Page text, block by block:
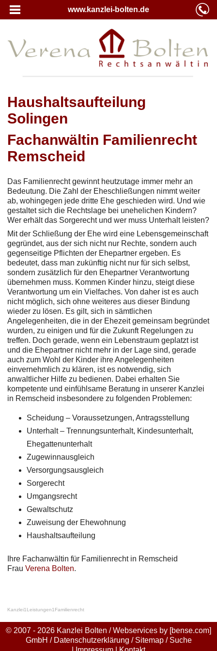
www.kanzlei-bolten.de
Haushaltsaufteilung
Solingen
Fachanwältin Familienrecht
Remscheid
Das Familienrecht gewinnt heutzutage immer mehr an
Bedeutung. Die Zahl der Eheschließungen nimmt weiter
ab, wohingegen jede dritte Ehe geschieden wird. Und wie
gestaltet sich die Rechtslage bei unehelichen Kindern?
Wer erhält das Sorgerecht und wer muss Unterhalt leisten?
Mit der Schließung der Ehe wird eine Lebensgemeinschaft
gegründet, aus der sich nicht nur Rechte, sondern auch
gegenseitige Pflichten der Ehepartner ergeben. Es
bedeutet, dass man zukünftig nicht nur für sich selbst,
sondern zusätzlich für den Ehepartner Verantwortung
übernehmen muss. Kommen Kinder hinzu, steigt diese
Verantwortung um ein Vielfaches. Von daher ist es auch
nicht möglich, sich ohne weiteres aus dieser Bindung
wieder zu lösen. Es gilt, sich in sämtlichen
Angelegenheiten, die in der Ehezeit gemeinsam begründet
wurden, zu einigen und für die Zukunft Regelungen zu
treffen. Doch gerade, wenn ein Lebenstraum geplatzt ist
und die Ehepartner nicht mehr in der Lage sind, gerade
auch zum Wohl der Kinder ihre Angelegenheiten
einvernehmlich zu klären, ist es notwendig, sich
anwaltlicher Hilfe zu bedienen. Dabei erhalten Sie
kompetente und einfühlsame Beratung in unserer Kanzlei
in Remscheid insbesondere zu folgenden Problemen:
Scheidung – Voraussetzungen, Antragsstellung
Unterhalt – Trennungsunterhalt, Kindesunterhalt,
Ehegattenunterhalt
Zugewinnausgleich
Versorgungsausgleich
Sorgerecht
Umgangsrecht
Gewaltschutz
Zuweisung der Ehewohnung
Haushaltsaufteilung
Ihre Fachanwältin für Familienrecht in Remscheid
Frau Verena Bolten.
Kanzlei1 Leistungen1 Familienrecht
© 2007 - 2026 Kanzlei Bolten / Webservices by [bense.com]
GmbH / Datenschutzerklärung / Sitemap/ Suche